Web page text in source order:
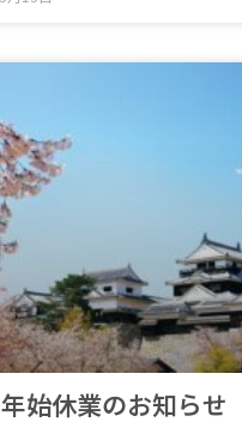
始休業のお知らせ